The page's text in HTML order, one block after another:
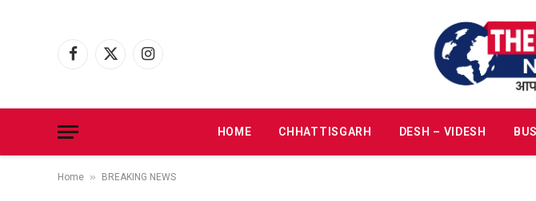
Facebook
X
Instagram
HOME CHHATTISGARH DESH – VIDESH
Home » BREAKING NEWS